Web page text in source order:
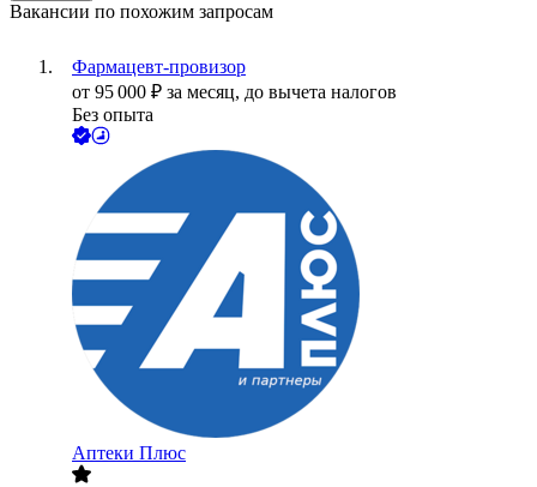
Вакансии по похожим запросам
Фармацевт-провизор
от 95 000 ₽ за месяц, до вычета налогов
Без опыта
Аптеки Плюс